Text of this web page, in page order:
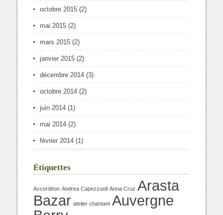
octobre 2015 (2)
mai 2015 (2)
mars 2015 (2)
janvier 2015 (2)
décembre 2014 (3)
octobre 2014 (2)
juin 2014 (1)
mai 2014 (2)
février 2014 (1)
Étiquettes
Accordéon Andrea Capezzuoli Anna Cruz Arasta
Bazar atelier chantant Auvergne